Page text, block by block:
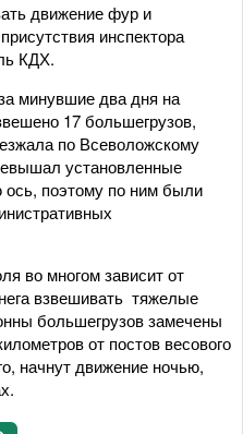
движение фур и
инспектора
КДХ.
минувшие два дня на
17 большегрузов,
по Всеволожскому
установленные
ось, поэтому по ним были
во многом зависит от
взвешивать тяжелые
большегрузов замечены
от постов весового
начнут движение ночью,